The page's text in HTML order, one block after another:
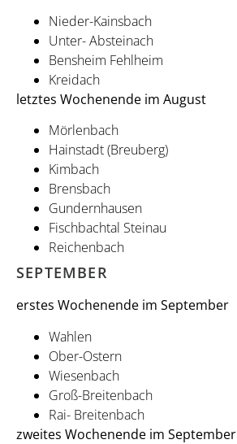
Nieder-Kainsbach
Unter- Absteinach
Bensheim Fehlheim
Kreidach
letztes Wochenende im August
Mörlenbach
Hainstadt (Breuberg)
Kimbach
Brensbach
Gundernhausen
Fischbachtal Steinau
Reichenbach
SEPTEMBER
erstes Wochenende im September
Wahlen
Ober-Ostern
Wiesenbach
Groß-Breitenbach
Rai- Breitenbach
zweites Wochenende im September